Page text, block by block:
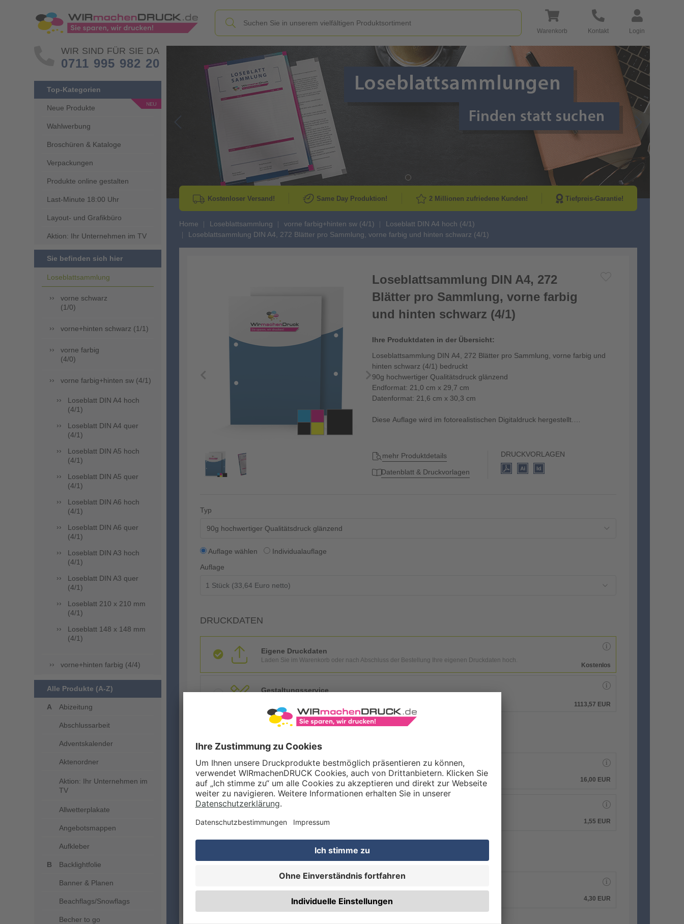
Warenkorb Kontakt Login
WIR SIND FÜR SIE DA
0711 995 982 20
Top-Kategorien
Neue Produkte
Wahlwerbung
Broschüren & Kataloge
Verpackungen
Produkte online gestalten
Last-Minute 18:00 Uhr
Layout- und Grafikbüro
Aktion: Ihr Unternehmen im TV
Sie befinden sich hier
Loseblattsammlung
vorne schwarz
(1/0)
vorne+hinten schwarz (1/1)
vorne farbig
(4/0)
vorne farbig+hinten sw (4/1)
Loseblatt DIN A4 hoch
(4/1)
Loseblatt DIN A4 quer
(4/1)
Loseblatt DIN A5 hoch
(4/1)
Loseblatt DIN A5 quer
(4/1)
Loseblatt DIN A6 hoch
(4/1)
Loseblatt DIN A6 quer
(4/1)
Loseblatt DIN A3 hoch
(4/1)
Loseblatt DIN A3 quer
(4/1)
Loseblatt 210 x 210 mm
(4/1)
Loseblatt 148 x 148 mm
(4/1)
vorne+hinten farbig (4/4)
Alle Produkte (A-Z)
Abizeitung
Abschlussarbeit
Adventskalender
Aktenordner
Aktion: Ihr Unternehmen im
TV
Allwetterplakate
Angebotsmappen
Aufkleber
Backlightfolie
Banner & Planen
Beachflags/Snowflags
Becher to go
Go to Previous Slide Go to Next
Kostenloser Versand! Same Day Produktion! 2 Millionen zufriedene Kunden! Tiefpreis-Garantie!
Home Loseblattsammlung vorne farbig+hinten sw (4/1)
Loseblatt DIN A4 hoch (4/1)
Loseblattsammlung DIN A4, 272 Blätter pro Sammlung, vorne farbig und hinten schwarz (4/1)
Loseblattsammlung DIN A4, 272
Blätter pro Sammlung, vorne farbig
und hinten schwarz (4/1)
Ihre Produktdaten in der Übersicht:
Loseblattsammlung DIN A4, 272 Blätter pro Sammlung, vorne farbig und
hinten schwarz (4/1) bedruckt
90g hochwertiger Qualitätsdruck glänzend
Endformat: 21,0 cm x 29,7 cm
Datenformat: 21,6 cm x 30,3 cm
Diese Auflage wird im fotorealistischen Digitaldruck hergestellt.
mehr Produktdetails
Datenblatt & Druckvorlagen
DRUCKVORLAGEN
Typ
90g hochwertiger Qualitätsdruck glänzend
Auflage wählen
Individualauflage
Auflage
DRUCKDATEN
Eigene Druckdaten
Laden Sie im Warenkorb oder nach Abschluss der Bestellung Ihre eigenen Druckdaten hoch.
Kostenlos
Gestaltungsservice
1113,57 EUR
Qualitätskontrolle (von Experten empf.)
16,00 EUR
1,55 EUR
VERARBEITUNG & VEREDELUNG
Abheftlochung (2 Loch)
4,30 EUR